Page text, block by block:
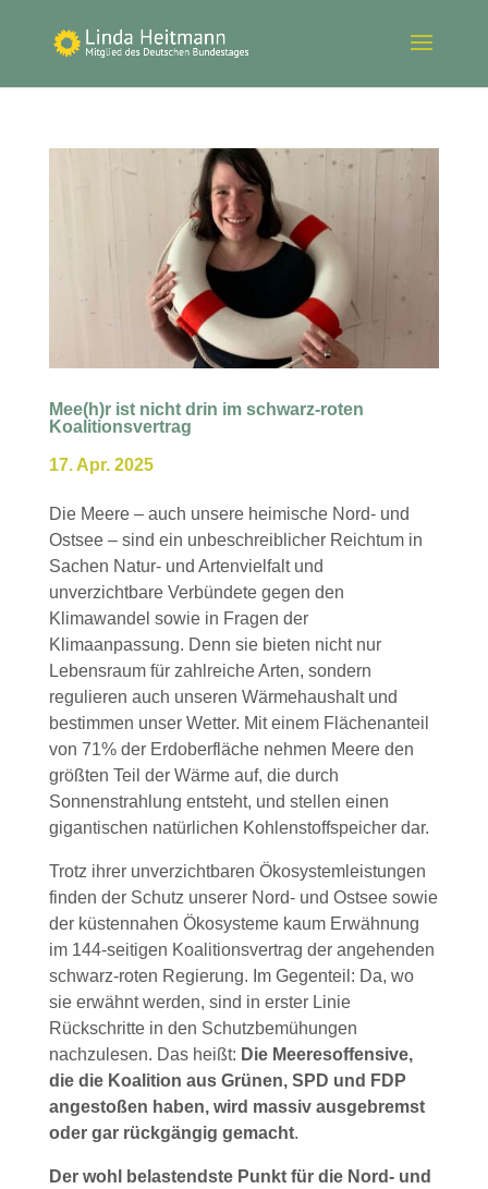
Mee(h)r ist nicht drin im schwarz-roten
Koalitionsvertrag
17. Apr. 2025
Die Meere – auch unsere heimische Nord- und
Ostsee – sind ein unbeschreiblicher Reichtum in
Sachen Natur- und Artenvielfalt und
unverzichtbare Verbündete gegen den
Klimawandel sowie in Fragen der
Klimaanpassung. Denn sie bieten nicht nur
Lebensraum für zahlreiche Arten, sondern
regulieren auch unseren Wärmehaushalt und
bestimmen unser Wetter. Mit einem Flächenanteil
von 71% der Erdoberfläche nehmen Meere den
größten Teil der Wärme auf, die durch
Sonnenstrahlung entsteht, und stellen einen
gigantischen natürlichen Kohlenstoffspeicher dar.
Trotz ihrer unverzichtbaren Ökosystemleistungen
finden der Schutz unserer Nord- und Ostsee sowie
der küstennahen Ökosysteme kaum Erwähnung
im 144-seitigen Koalitionsvertrag der angehenden
schwarz-roten Regierung. Im Gegenteil: Da, wo
sie erwähnt werden, sind in erster Linie
Rückschritte in den Schutzbemühungen
nachzulesen. Das heißt: Die Meeresoffensive,
die die Koalition aus Grünen, SPD und FDP
angestoßen haben, wird massiv ausgebremst
oder gar rückgängig gemacht.
Der wohl belastendste Punkt für die Nord- und